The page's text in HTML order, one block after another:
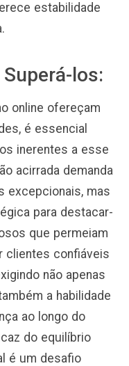
estabilidade
los:
online ofereçam
é essencial
inerentes a esse
acirrada demanda
excepcionais, mas
para destacar-
que permeiam
clientes confiáveis
não apenas
a habilidade
ao longo do
do equilíbrio
é um desafio